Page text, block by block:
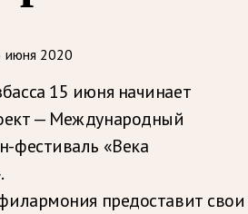
июня 2020
15 июня начинает
— Международный
фестиваль «Века
предоставит свои